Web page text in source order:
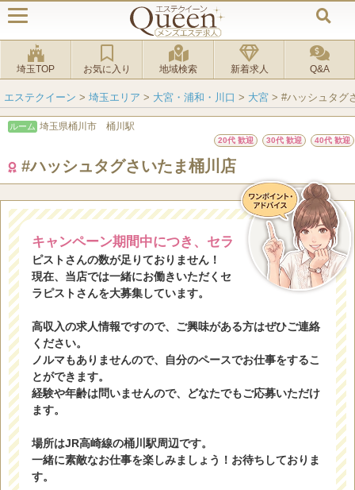
埼玉TOP お気に入り 地域検索 新着求人 Q&A
エステクイーン > 埼玉エリア > 大宮・浦和・川口 > 大宮 > #ハッシュタグ
ルーム 埼玉県桶川市 桶川駅
20代 歓迎 30代 歓迎 40代 歓迎
#ハッシュタグさいたま桶川店
キャンペーン期間中につき、セラ
ピストさんの数が足りておりません！
現在、当店では一緒にお働きいただくセ
ラピストさんを大募集しています。
高収入の求人情報ですので、ご興味がある方はぜひご連絡
ください。
ノルマもありませんので、自分のペースでお仕事をするこ
とができます。
経験や年齢は問いませんので、どなたでもご応募いただけ
ます。
場所はJR高崎線の桶川駅周辺です。
一緒に素敵なお仕事を楽しみましょう！お待ちしておりま
す。